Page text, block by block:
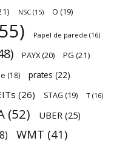
NSC (15) O (19)
Papel de parede (16)
PAYX(20) PG (21)
(18) prates (22)
(26) STAG (19) T (16)
(52) UBER (25)
WMT (41)